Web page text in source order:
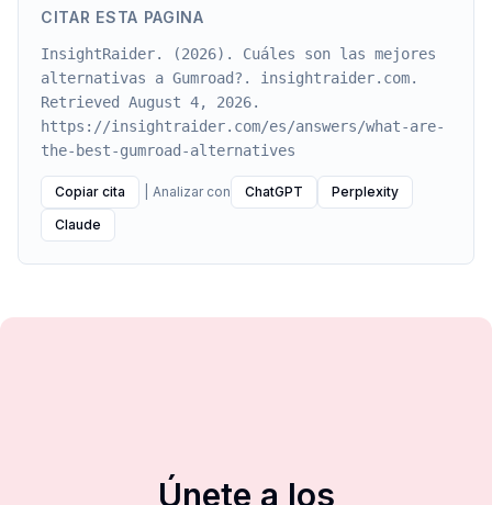
CITAR ESTA PAGINA
InsightRaider. (2026). Cuáles son las mejores
alternativas a Gumroad?. insightraider.com.
Retrieved August 4, 2026.
https://insightraider.com/es/answers/what-are-
the-best-gumroad-alternatives
Copiar cita Analizar con ChatGPT
Perplexity
Claude
Únete a los